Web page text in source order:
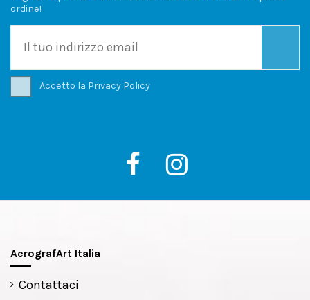
ordine!
Accetto la Privacy Policy
AerografArt Italia
Contattaci